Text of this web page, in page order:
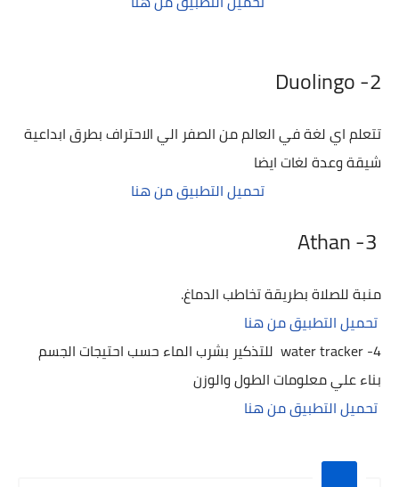
2- Duolingo
تتعلم اي لغة في العالم من الصفر الي الاحتراف بطرق ابداعية
شيقة وعدة لغات ايضا
تحميل التطبيق من هنا
منبة للصلاة بطريقة تخاطب الدماغ.
تحميل التطبيق من هنا
4- water tracker للتذكير بشرب الماء حسب احتيجات الجسم
بناء علي معلومات الطول والوزن
تحميل التطبيق من هنا